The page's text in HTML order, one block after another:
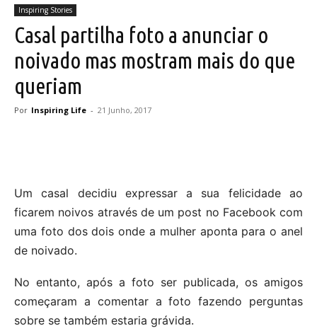
Inspiring Stories
Casal partilha foto a anunciar o
noivado mas mostram mais do que
queriam
Por Inspiring Life - 21 Junho, 2017
Um casal decidiu expressar a sua felicidade ao
ficarem noivos através de um post no Facebook com
uma foto dos dois onde a mulher aponta para o anel
de noivado.
No entanto, após a foto ser publicada, os amigos
começaram a comentar a foto fazendo perguntas
sobre se também estaria grávida.